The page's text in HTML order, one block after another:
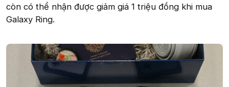
còn có thể nhận được giảm giá 1 triệu đồng khi mua
Galaxy Ring.